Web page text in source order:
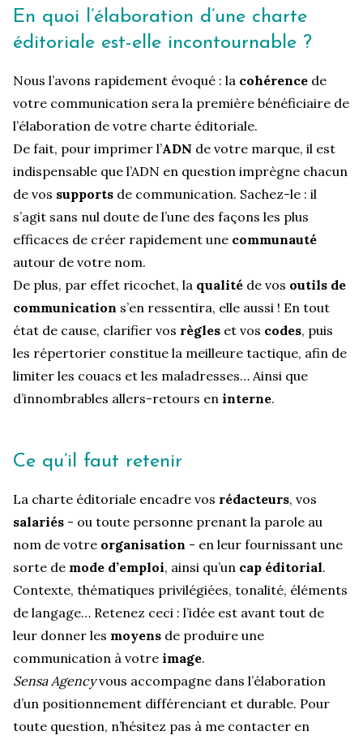
En quoi l’élaboration d’une charte
éditoriale est-elle incontournable ?
Nous l’avons rapidement évoqué : la cohérence de
votre communication sera la première bénéficiaire de
l’élaboration de votre charte éditoriale.
De fait, pour imprimer l’ADN de votre marque, il est
indispensable que l’ADN en question imprègne chacun
de vos supports de communication. Sachez-le : il
s’agit sans nul doute de l’une des façons les plus
efficaces de créer rapidement une communauté
autour de votre nom.
De plus, par effet ricochet, la qualité de vos outils de
communication s’en ressentira, elle aussi ! En tout
état de cause, clarifier vos règles et vos codes, puis
les répertorier constitue la meilleure tactique, afin de
limiter les couacs et les maladresses… Ainsi que
d’innombrables allers-retours en interne.
Ce qu’il faut retenir
La charte éditoriale encadre vos rédacteurs, vos
salariés - ou toute personne prenant la parole au
nom de votre organisation - en leur fournissant une
sorte de mode d’emploi, ainsi qu’un cap éditorial.
Contexte, thématiques privilégiées, tonalité, éléments
de langage… Retenez ceci : l’idée est avant tout de
leur donner les moyens de produire une
communication à votre image.
Sensa Agencyvous accompagne dans l’élaboration
d’un positionnement différenciant et durable. Pour
toute question, n’hésitez pas à me contacter en